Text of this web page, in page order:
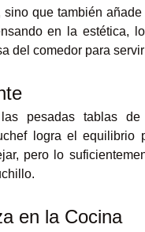
sino que también
en la estética,
del comedor para
pesadas tablas de
logra el equilibrio
pero lo
en la Cocina